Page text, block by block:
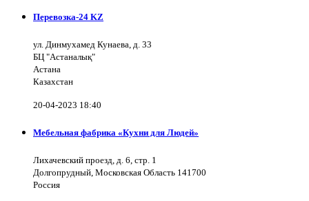
Перевозка-24 KZ
ул. Динмухамед Кунаева, д. 33
БЦ "Астаналық"
Астана
Казахстан
20-04-2023 18:40
Мебельная фабрика «Кухни для Людей»
Лихачевский проезд, д. 6, стр. 1
Долгопрудный, Московская Область 141700
Россия